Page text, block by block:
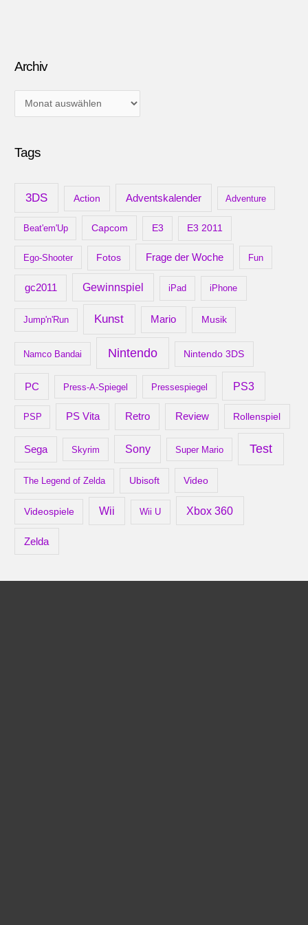
Archiv
r
Tags
3DS Action Adventskalender Adventure
Beat'em'Up Capcom E3 E3 2011
Ego-Shooter Fotos Frage der Woche Fun
gc2011 Gewinnspiel iPad iPhone
Jump'n'Run Kunst Mario Musik
Namco Bandai Nintendo Nintendo 3DS
PC Press-A-Spiegel Pressespiegel PS3
PSP PS Vita Retro Review Rollenspiel
Sega Skyrim Sony Super Mario Test
The Legend of Zelda Ubisoft Video
Videospiele Wii Wii U Xbox 360
Zelda